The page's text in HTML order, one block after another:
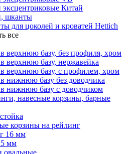
Китай
шканты
для цоколей и кроватей Hettich
все
верхнюю базу, без профиля, хром
верхнюю базу, нержавейка
верхнюю базу, с профилем, хром
нижнюю базу без доводчика
нижнюю базу с доводчиком
навесные корзины, барные
корзины на рейлинг
16 мм
мм